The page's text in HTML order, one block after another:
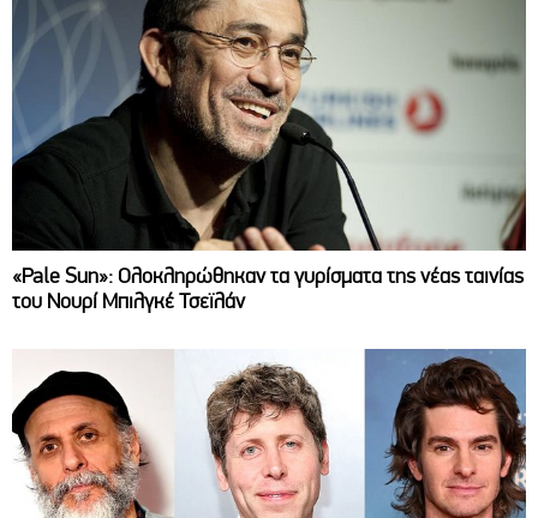
«Pale Sun»: Ολοκληρώθηκαν τα γυρίσματα της νέας ταινίας
του Νουρί Μπιλγκέ Τσεϊλάν